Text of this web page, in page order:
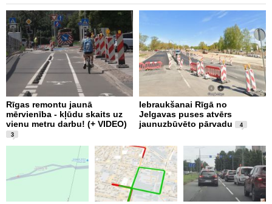
Rīgas remontu jaunā
mērvienība - kļūdu skaits uz
vienu metru darbu! (+ VIDEO)
3
Iebraukšanai Rīgā no
Jelgavas puses atvērs
jaunuzbūvēto pārvadu
4